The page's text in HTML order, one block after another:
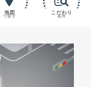
地図
で探す
こだわり
条件